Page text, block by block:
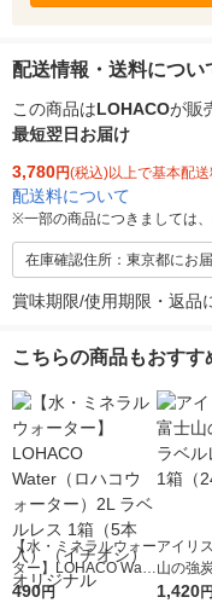
配送情報・送料につい
この商品はLOHACOが販
最短翌日お届け
3,780円(税込)以上で基本配
配送料について
※一部の商品につきましては
在庫確認住所：東京都にお
賞味期限/使用期限・返品
こちらの商品もおすす
【水・ミネラルウォー
ター】LOHACO Wate
r（ロハコウォータ
490円
アイリ
山の強
レス
1,420円